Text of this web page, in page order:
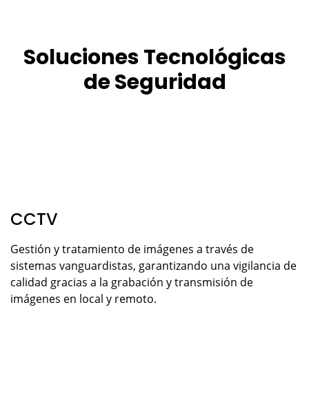
Soluciones Tecnológicas
de Seguridad
CCTV
Gestión y tratamiento de imágenes a través de
sistemas vanguardistas, garantizando una vigilancia de
calidad gracias a la grabación y transmisión de
imágenes en local y remoto.